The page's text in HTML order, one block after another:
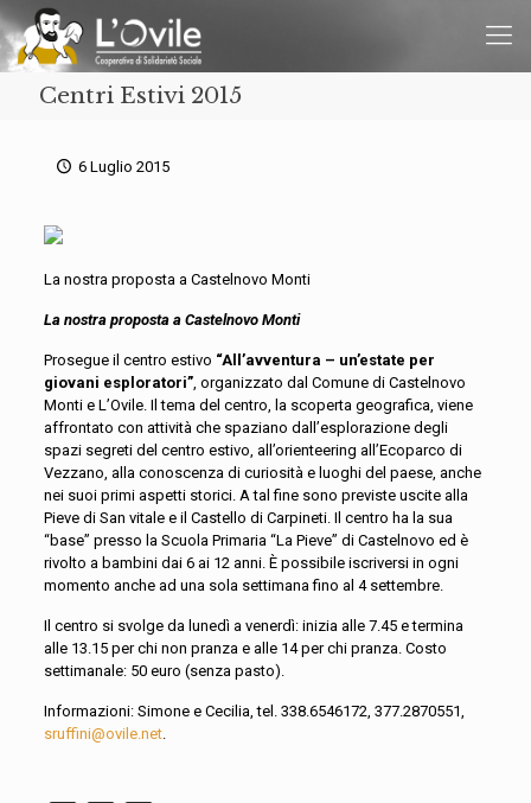
Centri Estivi 2015
6 Luglio 2015
La nostra proposta a Castelnovo Monti
La nostra proposta a Castelnovo Monti
Prosegue il centro estivo “All’avventura – un’estate per
giovani esploratori”, organizzato dal Comune di Castelnovo
Monti e L’Ovile. Il tema del centro, la scoperta geografica, viene
affrontato con attività che spaziano dall’esplorazione degli
spazi segreti del centro estivo, all’orienteering all’Ecoparco di
Vezzano, alla conoscenza di curiosità e luoghi del paese, anche
nei suoi primi aspetti storici. A tal fine sono previste uscite alla
Pieve di San vitale e il Castello di Carpineti. Il centro ha la sua
“base” presso la Scuola Primaria “La Pieve” di Castelnovo ed è
rivolto a bambini dai 6 ai 12 anni. È possibile iscriversi in ogni
momento anche ad una sola settimana fino al 4 settembre.
Il centro si svolge da lunedì a venerdì: inizia alle 7.45 e termina
alle 13.15 per chi non pranza e alle 14 per chi pranza. Costo
settimanale: 50 euro (senza pasto).
Informazioni: Simone e Cecilia, tel. 338.6546172, 377.2870551,
sruffini@ovile.net.